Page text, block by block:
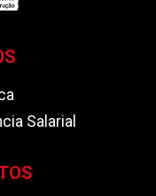
Salarial